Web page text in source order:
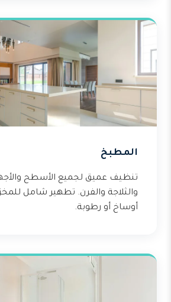
المطبخ
تنظيف عميق لجميع الأسطح
والثلاجة والفرن. تطهير شامل
أوساخ أو رطوبة.